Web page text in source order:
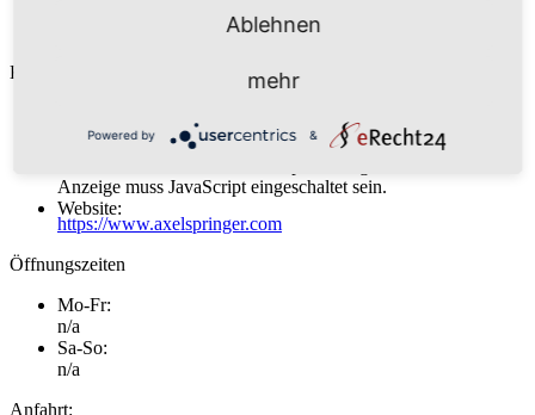
Kontakt:
0221 - 160 44 608
Anzeige muss JavaScript eingeschaltet sein.
Website:
https://www.axelspringer.com
Öffnungszeiten
Mo-Fr:
n/a
Sa-So:
n/a
Anfahrt:
Ablehnen
mehr
Powered by &